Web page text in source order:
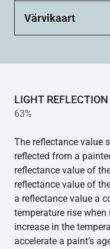
Värvikaart
LIGHT
63%
The reflectance value
reflected from a
reflectance value of
reflectance value of
a reflectance value a
temperature rise
increase in the
accelerate a paint’s